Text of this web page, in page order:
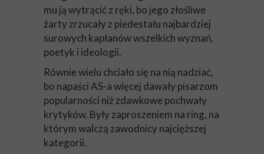
mu ją wytrącić z ręki, bo jego złośliwe
żarty zrzucały z piedestału najbardziej
surowych kapłanów wszelkich wyznań,
poetyk i ideologii.
Równie wielu chciało się na nią nadziać,
bo napaści AS-a więcej dawały pisarzom
popularności niż zdawkowe pochwały
krytyków. Były zaproszeniem na ring, na
którym walczą zawodnicy najcięższej
kategorii.